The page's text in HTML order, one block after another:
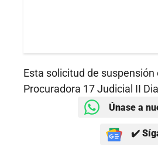
Esta solicitud de
Procuradora 17 Judicial II
Únase a
✔️